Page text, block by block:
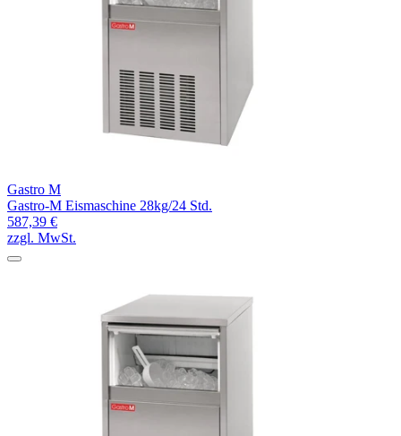
Gastro M
Gastro-M Eismaschine 28kg/24 Std.
587,39 €
zzgl. MwSt.